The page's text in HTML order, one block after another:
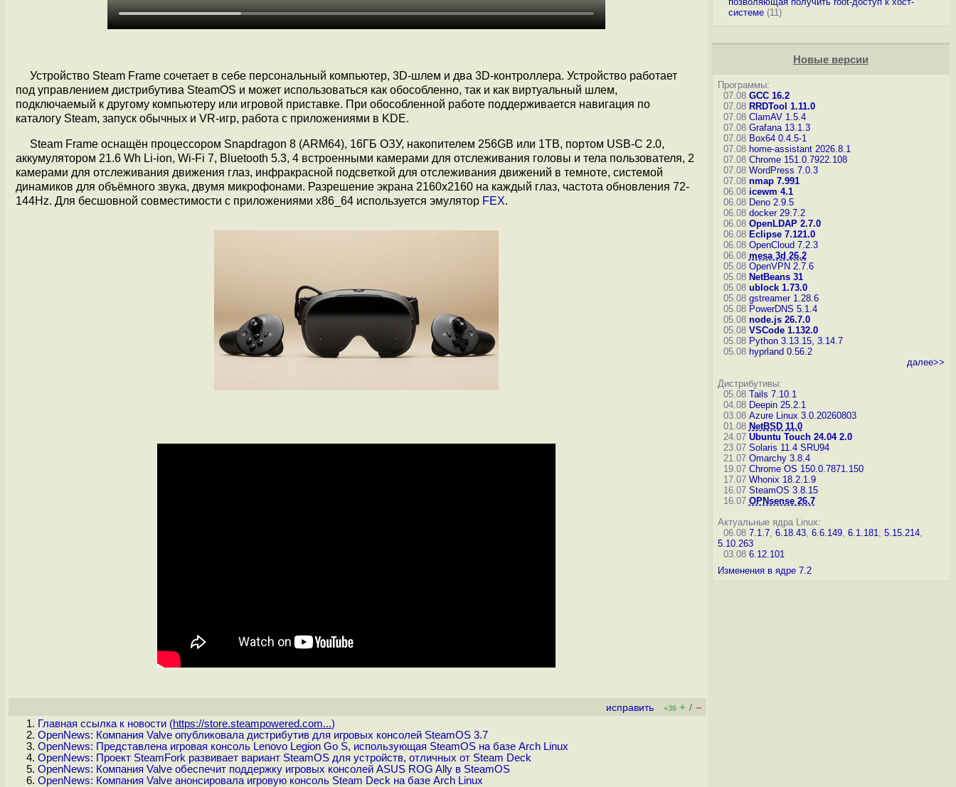
Устройство Steam Frame сочетает в себе персональный компьютер, 3D-шлем и два 3D-контроллера. Устройство работает
под управлением дистрибутива SteamOS и может использоваться как обособленно, так и как виртуальный шлем,
подключаемый к другому компьютеру или игровой приставке. При обособленной работе поддерживается навигация по
каталогу Steam, запуск обычных и VR-игр, работа с приложениями в KDE.
Steam Frame оснащён процессором Snapdragon 8 (ARM64), 16ГБ ОЗУ, накопителем 256GB или 1TB, портом USB-C 2.0,
аккумулятором 21.6 Wh Li-ion, Wi-Fi 7, Bluetooth 5.3, 4 встроенными камерами для отслеживания головы и тела пользователя, 2
камерами для отслеживания движения глаз, инфракрасной подсветкой для отслеживания движений в темноте, системой
динамиков для объёмного звука, двумя микрофонами. Разрешение экрана 2160x2160 на каждый глаз, частота обновления 72-
144Hz. Для бесшовной совместимости с приложениями x86_64 используется эмулятор FEX.
исправить +36 + / –
Главная ссылка к новости (https://store.steampowered.com...)
OpenNews: Компания Valve опубликовала дистрибутив для игровых консолей SteamOS 3.7
OpenNews: Представлена игровая консоль Lenovo Legion Go S, использующая SteamOS на базе Arch Linux
OpenNews: Проект SteamFork развивает вариант SteamOS для устройств, отличных от Steam Deck
OpenNews: Компания Valve обеспечит поддержку игровых консолей ASUS ROG Ally в SteamOS
OpenNews: Компания Valve анонсировала игровую консоль Steam Deck на базе Arch Linux
системе(11)
Новые версии
Программы:
07.08 GCC 16.2
07.08 RRDTool 1.11.0
07.08 ClamAV 1.5.4
07.08 Grafana 13.1.3
07.08 Box64 0.4.5-1
07.08 home-assistant 2026.8.1
07.08 Chrome 151.0.7922.108
07.08 WordPress 7.0.3
07.08 nmap 7.991
06.08 icewm 4.1
06.08 Deno 2.9.5
06.08 docker 29.7.2
06.08 OpenLDAP 2.7.0
06.08 Eclipse 7.121.0
06.08 OpenCloud 7.2.3
06.08 mesa 3d 26.2
05.08 OpenVPN 2.7.6
05.08 NetBeans 31
05.08 ublock 1.73.0
05.08 gstreamer 1.28.6
05.08 PowerDNS 5.1.4
05.08 node.js 26.7.0
05.08 VSCode 1.132.0
05.08 Python 3.13.15, 3.14.7
05.08 hyprland 0.56.2
далее>>
Дистрибутивы:
05.08 Tails 7.10.1
04.08 Deepin 25.2.1
03.08 Azure Linux 3.0.20260803
01.08 NetBSD 11.0
24.07 Ubuntu Touch 24.04 2.0
23.07 Solaris 11.4 SRU94
21.07 Omarchy 3.8.4
19.07 Chrome OS 150.0.7871.150
17.07 Whonix 18.2.1.9
16.07 SteamOS 3.8.15
16.07 OPNsense 26.7
Актуальные ядра Linux:
06.08 7.1.7, 6.18.43, 6.6.149, 6.1.181, 5.15.214,
5.10.263
03.08 6.12.101
Изменения в ядре 7.2